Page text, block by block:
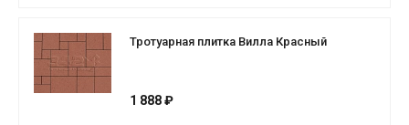
Тротуарная плитка Вилла Красный
1 888 ₽